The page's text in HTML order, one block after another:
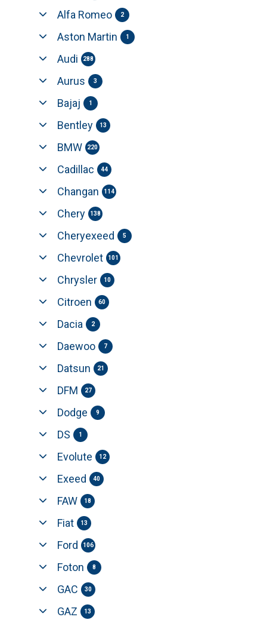
Alfa Romeo 2
Aston Martin 1
Audi 288
Aurus 3
Bajaj 1
Bentley 13
BMW 220
Cadillac 44
Changan 114
Chery 138
Cheryexeed 5
Chevrolet 101
Chrysler 10
Citroen 60
Dacia 2
Daewoo 7
Datsun 21
DFM 27
Dodge 9
DS 1
Evolute 12
Exeed 40
FAW 18
Fiat 13
Ford 106
Foton 8
GAC 30
GAZ 13